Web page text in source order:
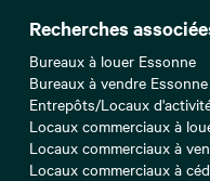
Recherches
Bureaux à louer Essonne
Bureaux à vendre Essonne
Entrepôts/Locaux
Locaux commerciaux à
Locaux commerciaux à
Locaux commerciaux à